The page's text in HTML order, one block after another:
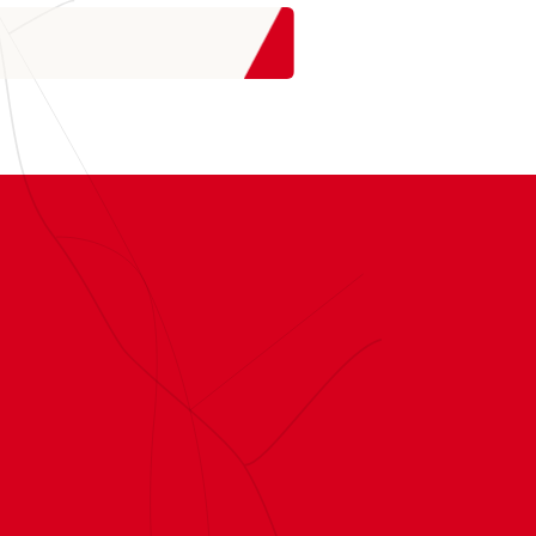
cesser de faire vivre ces
espaces de liberté que la
création ouvre à chacune et